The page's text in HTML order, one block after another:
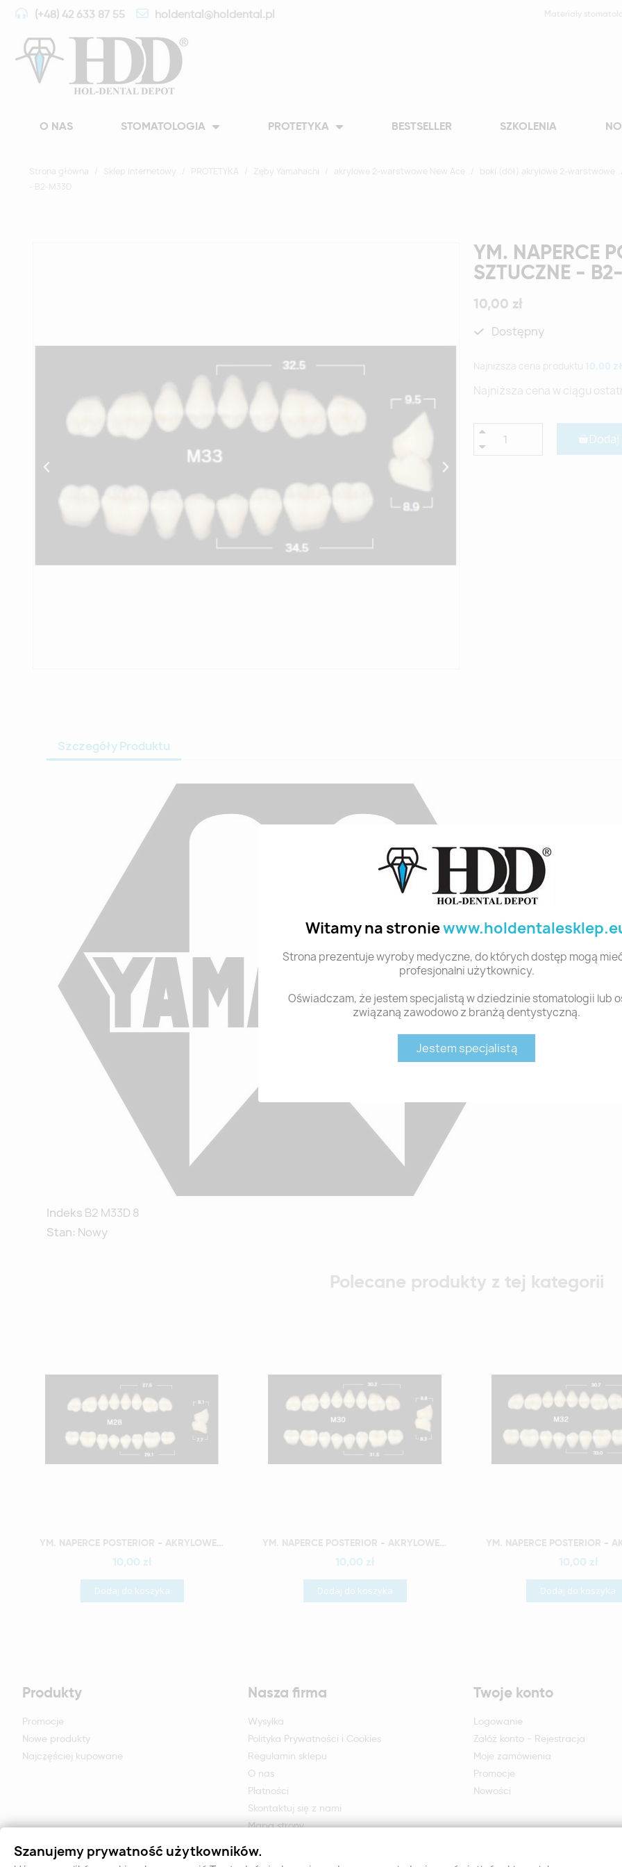
Witamy na stronie
Strona prezentuje wyroby medyczne, do których dostęp mogą
profesjonalni użytkownicy.
Oświadczam, że jestem specjalistą w dziedzinie stomatologii lub
związaną zawodowo z branżą dentystyczną.
Jestem specjalistą
(+48) 42 633 87 55 holdental@holdental.pl Materiały
O NAS STOMATOLOGIA PROTETYKA BESTSELLER SZKOLENIA
Strona główna Sklep Internetowy PROTETYKA Zęby Yamahachi akrylowe 2-warstwowe New Ace
boki (dół) akrylowe 2-warstwowe
- B2-M33D
YM. NAPERCE
SZTUCZNE -
10,00 zł
Dostępny
Najniższa cena produktu 10,00 zł
Najniższa cena w ciągu
Szczegóły Produktu
Indeks B2 M33D 8
Stan: Nowy
Polecane produkty z tej kategorii
Szybki podgląd YM. NAPERCE POSTERIOR - AKRYLOWE ZĘBY SZTUCZNE - B2-M28D
10,00 zł
Dodaj do koszyka
Szybki podgląd YM. NAPERCE POSTERIOR - AKRYLOWE ZĘBY SZTUCZNE - B2-M30D
10,00 zł
Dodaj do koszyka
Szybki podgląd
10,00 zł
Dodaj do koszyka
Produkty
Promocje
Nowe produkty
Najczęściej kupowane
Nasza firma
Wysyłka
Polityka Prywatności i Cookies
Regulamin sklepu
O nas
Płatności
Skontaktuj się z nami
Mapa strony
Twoje konto
Logowanie
Załóż konto - Rejestracja
Moje zamówienia
Promocje
Nowości
Szanujemy prywatność użytkowników.